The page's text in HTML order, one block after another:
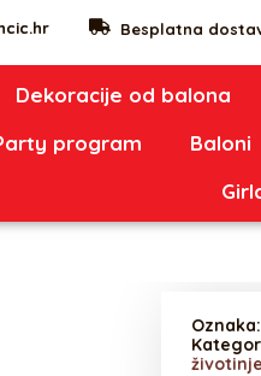
Besplatna
Dekoracije od balona
program
Baloni
Oznaka:
životinje